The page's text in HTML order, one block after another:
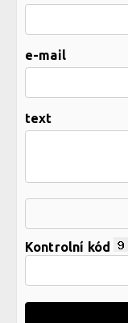
e-mail
text
Kontrolní kód